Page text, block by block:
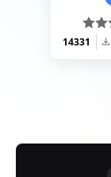
14331